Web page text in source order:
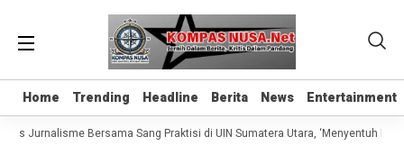
Home Trending Headline Berita News Entertainment
Home Trending Headline Berita News Entertainment
Jurnalisme Bersama Sang Praktisi di UIN Sumatera Utara, ‘Menyentuh Hati